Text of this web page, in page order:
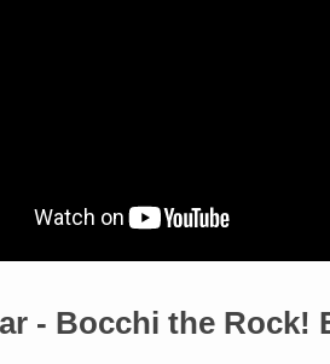
- Bocchi the Rock!